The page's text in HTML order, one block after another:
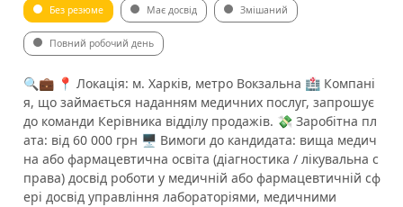
Без резюме Має досвід Змішаний
Повний робочий день
🔍💼 📍 Локація: м. Харків, метро Вокзальна 🏥 Компані
я, що займається наданням медичних послуг, запрошує
до команди Керівника відділу продажів. 💸 Заробітна пл
ата: від 60 000 грн 🖥 Вимоги до кандидата: вища медич
на або фармацевтична освіта (діагностика / лікувальна с
права) досвід роботи у медичній або фармацевтичній сф
ері досвід управління лабораторіями, медичними